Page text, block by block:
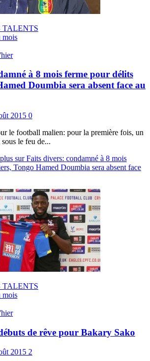
TALENTS
mois
à 8 mois ferme pour délits
Doumbia sera absent face au
2015 0
le football malien: pour la première fois, un
le feu de...
sur Faits divers: condamné à 8 mois
Tongo Hamed Doumbia sera absent face
TALENTS
mois
de rêve pour Bakary Sako
2015 2